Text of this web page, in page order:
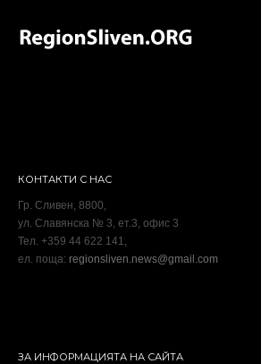
КОНТАКТИ С НАС
Гр. Сливен, 8800,
ул. Славянска № 3, ет.3, офис 3
Тел. +359 44 622 141,
ел. поща: regionsliven.news@gmail.com
ЗА ИНФОРМАЦИЯТА НА САЙТА